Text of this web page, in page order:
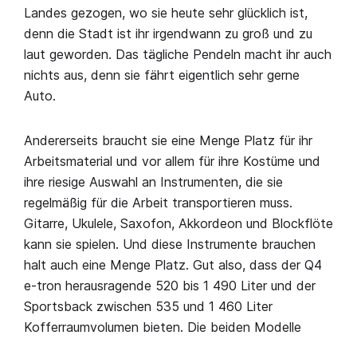
Landes gezogen, wo sie heute sehr glücklich ist,
denn die Stadt ist ihr irgendwann zu groß und zu
laut geworden. Das tägliche Pendeln macht ihr auch
nichts aus, denn sie fährt eigentlich sehr gerne
Auto.
Andererseits braucht sie eine Menge Platz für ihr
Arbeitsmaterial und vor allem für ihre Kostüme und
ihre riesige Auswahl an Instrumenten, die sie
regelmäßig für die Arbeit transportieren muss.
Gitarre, Ukulele, Saxofon, Akkordeon und Blockflöte
kann sie spielen. Und diese Instrumente brauchen
halt auch eine Menge Platz. Gut also, dass der Q4
e-tron herausragende 520 bis 1 490 Liter und der
Sportsback zwischen 535 und 1 460 Liter
Kofferraumvolumen bieten. Die beiden Modelle